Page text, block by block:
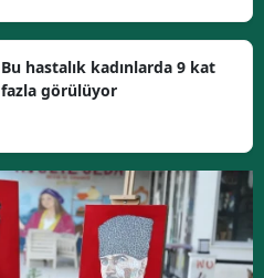
Bu hastalık kadınlarda 9 kat
fazla görülüyor